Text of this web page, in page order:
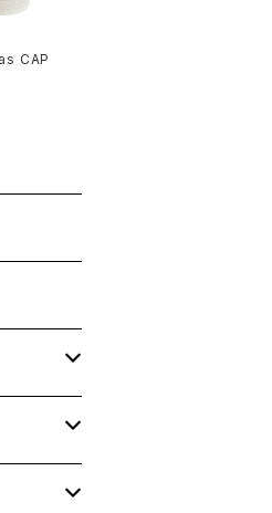
CAP